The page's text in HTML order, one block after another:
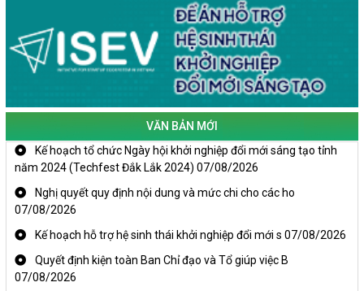
VĂN BẢN MỚI
Kế hoạch tổ chức Ngày hội khởi nghiệp đổi mới sáng tạo tỉnh
năm 2024 (Techfest Đắk Lắk 2024) 07/08/2026
Nghị quyết quy định nội dung và mức chi cho các ho
07/08/2026
Kế hoạch hỗ trợ hệ sinh thái khởi nghiệp đổi mới s 07/08/2026
Quyết định kiện toàn Ban Chỉ đạo và Tổ giúp việc B
07/08/2026